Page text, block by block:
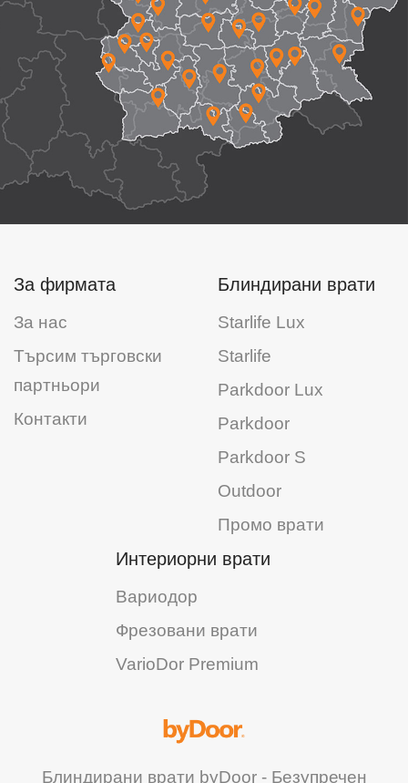
Блиндирани врати byDoor - Безупречен
За фирмата
За нас
Търсим търговски
партньори
Контакти
Блиндирани врати
Starlife Lux
Starlife
Parkdoor Lux
Parkdoor
Parkdoor S
Outdoor
Промо врати
Интериорни врати
Вариодор
Фрезовани врати
VarioDor Premium